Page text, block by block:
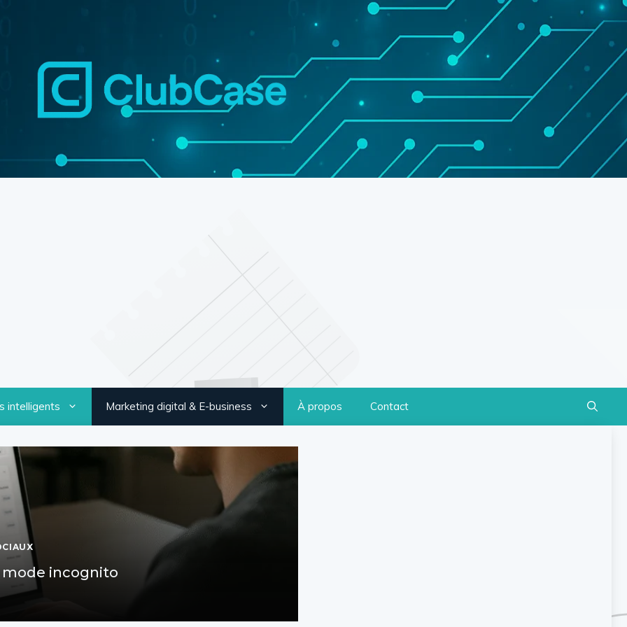
intelligents Marketing digital & E-business À propos Contact
mode incognito